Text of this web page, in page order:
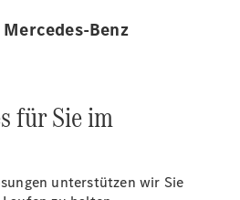
7690
Benz
für Sie im
unterstützen wir Sie